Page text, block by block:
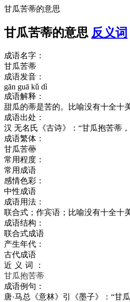
甘瓜苦蒂的意思
甘瓜苦蒂的意思 反义词
成语名字：
甘瓜苦蒂
成语发音：
gān guā kǔ dì
成语解释：
甜瓜的蒂是苦的。比喻没有十全十
成语出处：
汉 无名氏《古诗》：“甘瓜抱苦蒂
成语繁体：
甘瓜苦蔕
常用程度：
常用成语
感情色彩：
中性成语
成语用法：
联合式；作宾语；比喻没有十全十
成语结构：
联合式成语
产生年代：
古代成语
近义词：
甘瓜抱苦蒂
成语例句：
唐·马总《意林》引《墨子》：“甘